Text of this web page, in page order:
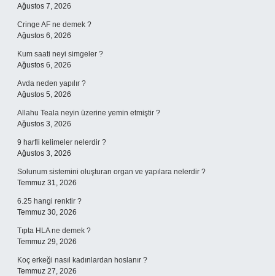
Ağustos 7, 2026
Cringe AF ne demek ?
Ağustos 6, 2026
Kum saati neyi simgeler ?
Ağustos 6, 2026
Avda neden yapılır ?
Ağustos 5, 2026
Allahu Teala neyin üzerine yemin etmiştir ?
Ağustos 3, 2026
9 harfli kelimeler nelerdir ?
Ağustos 3, 2026
Solunum sistemini oluşturan organ ve yapılara nelerdir ?
Temmuz 31, 2026
6.25 hangi renktir ?
Temmuz 30, 2026
Tıpta HLA ne demek ?
Temmuz 29, 2026
Koç erkeği nasıl kadınlardan hoslanır ?
Temmuz 27, 2026